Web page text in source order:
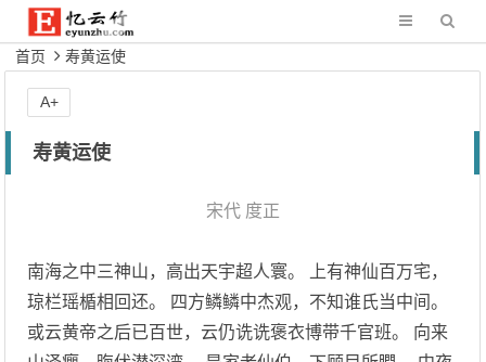
首页 寿黄运使
寿黄运使
宋代 度正
南海之中三神山，高出天宇超人寰。 上有神仙百万宅，
琼栏瑶楯相回还。 四方鳞鳞中杰观，不知谁氏当中间。
或云黄帝之后已百世，云仍诜诜褒衣博带千官班。 向来
A+